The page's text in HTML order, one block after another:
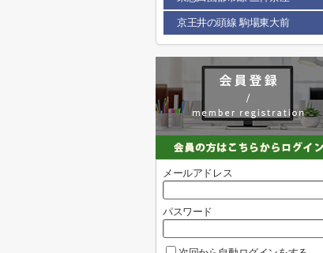
京王井の頭線 駒場東大前
メールアドレス
パスワード